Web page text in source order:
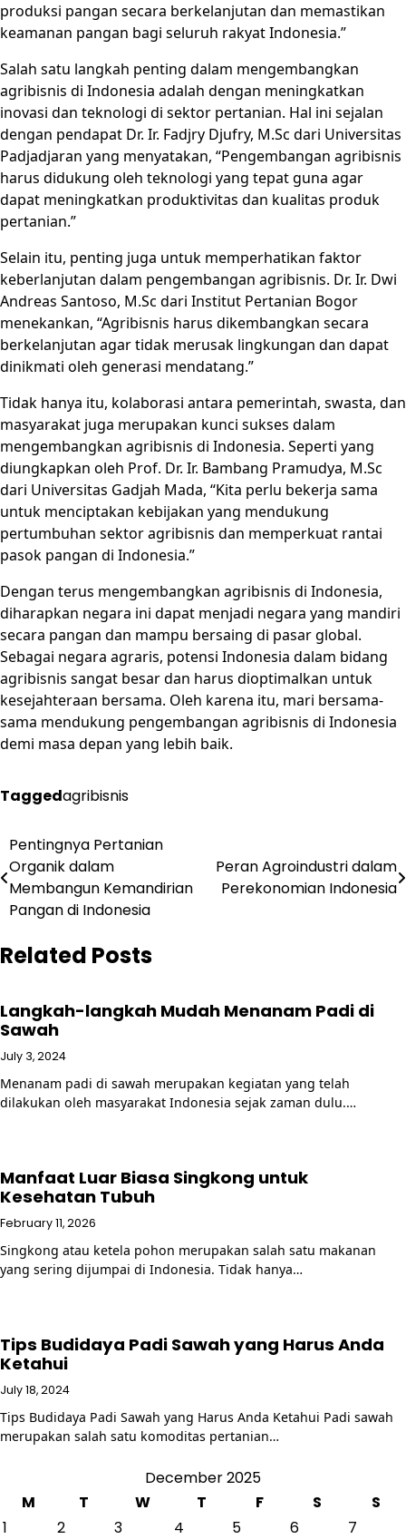
produksi pangan secara berkelanjutan dan memastikan
keamanan pangan bagi seluruh rakyat Indonesia.”
Salah satu langkah penting dalam mengembangkan
agribisnis di Indonesia adalah dengan meningkatkan
inovasi dan teknologi di sektor pertanian. Hal ini sejalan
dengan pendapat Dr. Ir. Fadjry Djufry, M.Sc dari Universitas
Padjadjaran yang menyatakan, “Pengembangan agribisnis
harus didukung oleh teknologi yang tepat guna agar
dapat meningkatkan produktivitas dan kualitas produk
pertanian.”
Selain itu, penting juga untuk memperhatikan faktor
keberlanjutan dalam pengembangan agribisnis. Dr. Ir. Dwi
Andreas Santoso, M.Sc dari Institut Pertanian Bogor
menekankan, “Agribisnis harus dikembangkan secara
berkelanjutan agar tidak merusak lingkungan dan dapat
dinikmati oleh generasi mendatang.”
Tidak hanya itu, kolaborasi antara pemerintah, swasta, dan
masyarakat juga merupakan kunci sukses dalam
mengembangkan agribisnis di Indonesia. Seperti yang
diungkapkan oleh Prof. Dr. Ir. Bambang Pramudya, M.Sc
dari Universitas Gadjah Mada, “Kita perlu bekerja sama
untuk menciptakan kebijakan yang mendukung
pertumbuhan sektor agribisnis dan memperkuat rantai
pasok pangan di Indonesia.”
Dengan terus mengembangkan agribisnis di Indonesia,
diharapkan negara ini dapat menjadi negara yang mandiri
secara pangan dan mampu bersaing di pasar global.
Sebagai negara agraris, potensi Indonesia dalam bidang
agribisnis sangat besar dan harus dioptimalkan untuk
kesejahteraan bersama. Oleh karena itu, mari bersama-
sama mendukung pengembangan agribisnis di Indonesia
demi masa depan yang lebih baik.
Taggedagribisnis
Post
navigation
Pentingnya Pertanian
Organik dalam
Membangun Kemandirian
Pangan di Indonesia
Peran Agroindustri dalam
Perekonomian Indonesia
Related Posts
Langkah-langkah Mudah Menanam Padi di
Sawah
July 3, 2024
Menanam padi di sawah merupakan kegiatan yang telah
dilakukan oleh masyarakat Indonesia sejak zaman dulu.…
Manfaat Luar Biasa Singkong untuk
Kesehatan Tubuh
February 11, 2026
Singkong atau ketela pohon merupakan salah satu makanan
yang sering dijumpai di Indonesia. Tidak hanya…
Tips Budidaya Padi Sawah yang Harus Anda
Ketahui
July 18, 2024
Tips Budidaya Padi Sawah yang Harus Anda Ketahui Padi sawah
merupakan salah satu komoditas pertanian…
December 2025
M
T W T F S
S
1
2 3 4 5 6
7